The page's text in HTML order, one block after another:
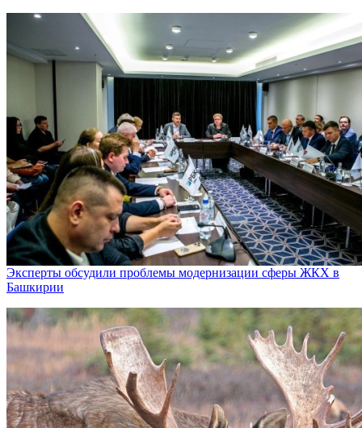
Эксперты обсудили проблемы модернизации сферы ЖКХ в
Башкирии